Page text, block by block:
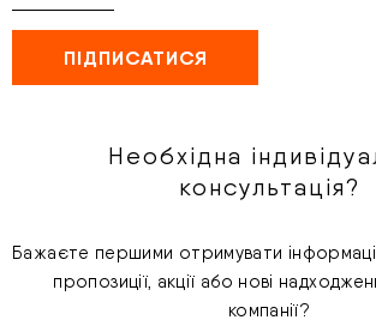
Необхідна
консультація?
Бажаєте першими отримувати
пропозиції, акції або нові
компанії?